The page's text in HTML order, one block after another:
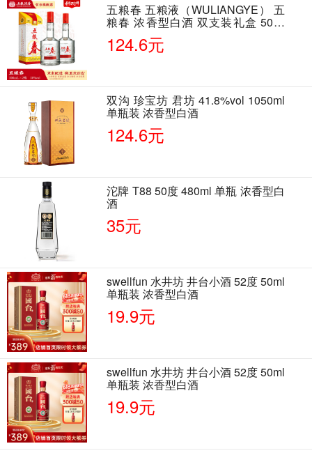
五粮春 五粮液（WULIANGYE） 五
粮春 浓香型白酒 双支装礼盒 50度
500ml*2瓶 含酒具
124.6元
双沟 珍宝坊 君坊 41.8%vol 1050ml
单瓶装 浓香型白酒
124.6元
沱牌 T88 50度 480ml 单瓶 浓香型白
酒
35元
swellfun 水井坊 井台小酒 52度 50ml
单瓶装 浓香型白酒
19.9元
swellfun 水井坊 井台小酒 52度 50ml
单瓶装 浓香型白酒
19.9元